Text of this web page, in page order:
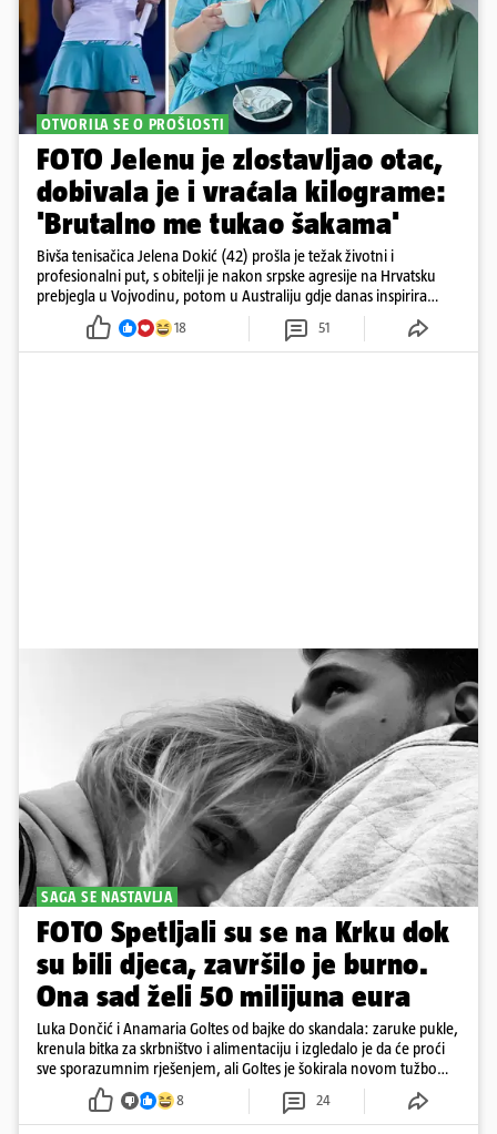
OTVORILA SE O PROŠLOSTI
FOTO Jelenu je zlostavljao otac,
dobivala je i vraćala kilograme:
'Brutalno me tukao šakama'
Bivša tenisačica Jelena Dokić (42) prošla je težak životni i
profesionalni put, s obitelji je nakon srpske agresije na Hrvatsku
prebjegla u Vojvodinu, potom u Australiju gdje danas inspirira
18 51
SAGA SE NASTAVLJA
FOTO Spetljali su se na Krku dok
su bili djeca, završilo je burno.
Ona sad želi 50 milijuna eura
Luka Dončić i Anamaria Goltes od bajke do skandala: zaruke pukle,
krenula bitka za skrbništvo i alimentaciju i izgledalo je da će proći
sve sporazumnim rješenjem, ali Goltes je šokirala novom tužbom
u Sloveniji
8 24